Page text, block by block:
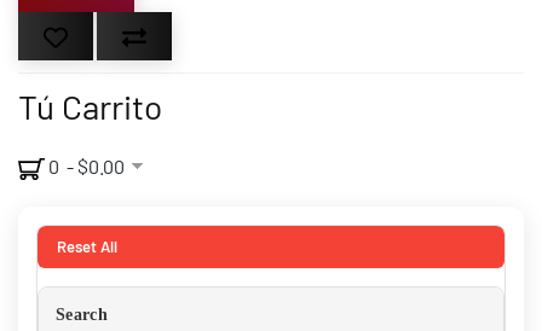
Tú Carrito
0 - $0.00
Reset All
Search